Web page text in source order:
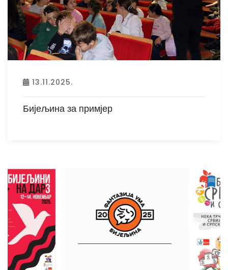
13.11.2025.
Бијељина за примјер